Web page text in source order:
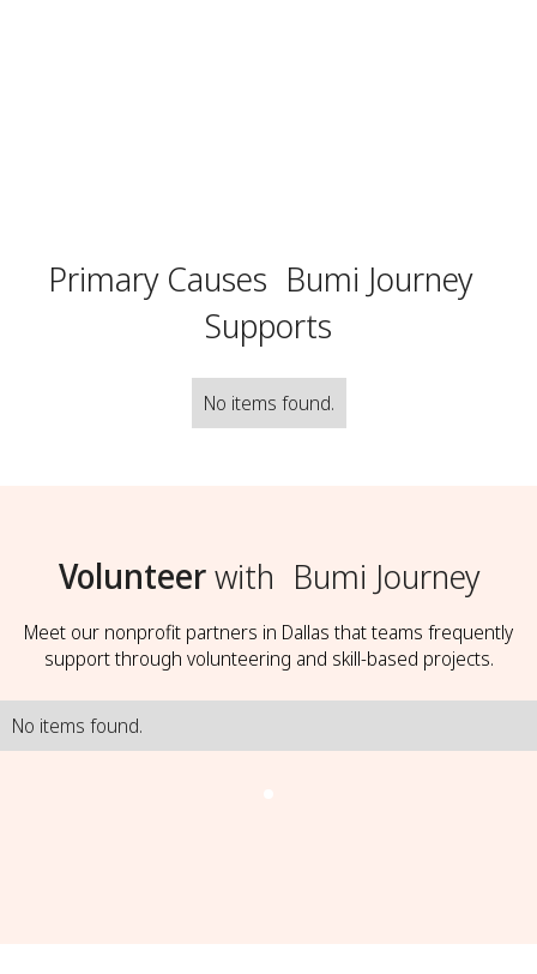
Primary Causes Bumi Journey
Supports
No items found.
Volunteerwith Bumi Journey
Meet our nonprofit partners in Dallas that teams frequently
support through volunteering and skill-based projects.
No items found.